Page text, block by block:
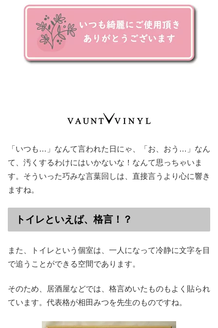
「いつも…」なんて言われた日にゃ、「お、おう…」なん
て、汚くするわけにはいかないな！なんて思っちゃいま
す。そういった巧みな言葉回しは、直接言うより心に響き
ますね。
トイレといえば、格言！？
また、トイレという個室は、一人になって冷静に文字を目
で追うことができる空間であります。
そのため、居酒屋などでは、格言めいたものもよく貼られ
ています。代表格が相田みつを先生のものですね。